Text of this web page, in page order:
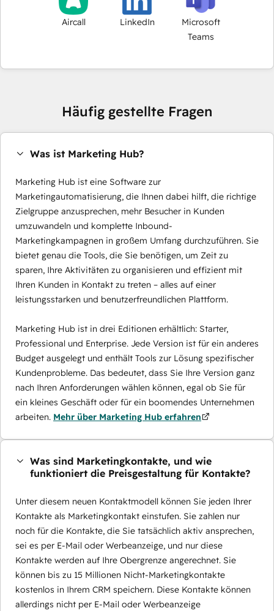
Aircall LinkedIn
Microsoft
Teams
Häufig gestellte Fragen
Was ist Marketing Hub?
Marketing Hub ist eine Software zur
Marketingautomatisierung, die Ihnen dabei hilft, die richtige
Zielgruppe anzusprechen, mehr Besucher in Kunden
umzuwandeln und komplette Inbound-
Marketingkampagnen in großem Umfang durchzuführen. Sie
bietet genau die Tools, die Sie benötigen, um Zeit zu
sparen, Ihre Aktivitäten zu organisieren und effizient mit
Ihren Kunden in Kontakt zu treten – alles auf einer
leistungsstarken und benutzerfreundlichen Plattform.
Marketing Hub ist in drei Editionen erhältlich: Starter,
Professional und Enterprise. Jede Version ist für ein anderes
Budget ausgelegt und enthält Tools zur Lösung spezifischer
Kundenprobleme. Das bedeutet, dass Sie Ihre Version ganz
nach Ihren Anforderungen wählen können, egal ob Sie für
ein kleines Geschäft oder für ein boomendes Unternehmen
arbeiten. Mehr über Marketing Hub erfahren
Was sind Marketingkontakte, und wie
funktioniert die Preisgestaltung für Kontakte?
Unter diesem neuen Kontaktmodell können Sie jeden Ihrer
Kontakte als Marketingkontakt einstufen. Sie zahlen nur
noch für die Kontakte, die Sie tatsächlich aktiv ansprechen,
sei es per E-Mail oder Werbeanzeige, und nur diese
Kontakte werden auf Ihre Obergrenze angerechnet. Sie
können bis zu 15 Millionen Nicht-Marketingkontakte
kostenlos in Ihrem CRM speichern. Diese Kontakte können
allerdings nicht per E-Mail oder Werbeanzeige